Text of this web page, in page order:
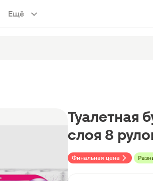
Ещё
Финальная цена
Туалетная
слоя 8